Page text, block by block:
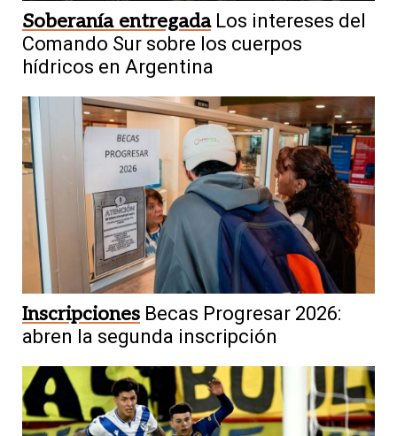
Soberanía entregada Los intereses del
Comando Sur sobre los cuerpos
hídricos en Argentina
Inscripciones Becas Progresar 2026:
abren la segunda inscripción